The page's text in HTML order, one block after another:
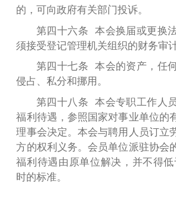
的，可向政府有关部门投诉。
第四十六条 本会换届或更换
须接受登记管理机关组织的财务审计
第四十七条 本会的资产，任
侵占、私分和挪用。
第四十八条 本会专职工作人
福利待遇，参照国家对事业单位的
理事会决定。本会与聘用人员订立
方的权利义务。会员单位派驻协会
福利待遇由原单位解决，并不得
时的标准。